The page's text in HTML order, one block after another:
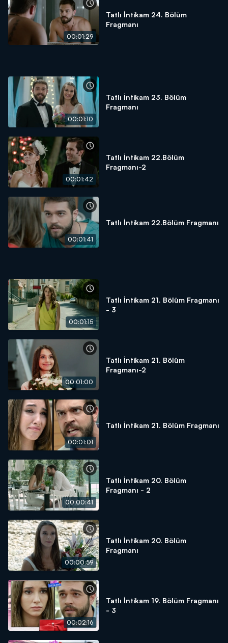
00:01:29
Tatlı İntikam 24. Bölüm
Fragmanı
00:01:10
Tatlı İntikam 23. Bölüm
Fragmanı
00:01:42
Tatlı İntikam 22.Bölüm
Fragmanı-2
00:01:41
Tatlı İntikam 22.Bölüm Fragmanı
00:01:15
Tatlı İntikam 21. Bölüm Fragmanı
- 3
00:01:00
Tatlı İntikam 21. Bölüm
Fragmanı-2
00:01:01
Tatlı İntikam 21. Bölüm Fragmanı
00:00:41
Tatlı İntikam 20. Bölüm
Fragmanı - 2
00:00:59
Tatlı İntikam 20. Bölüm
Fragmanı
00:02:16
Tatlı İntikam 19. Bölüm Fragmanı
- 3